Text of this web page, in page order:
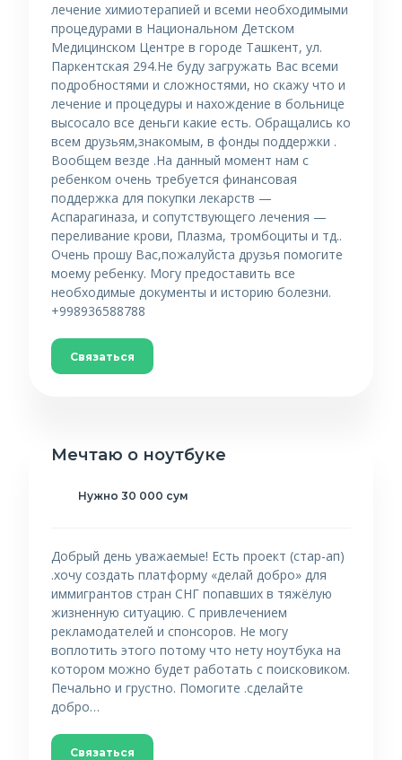
лечение химиотерапией и всеми необходимыми
процедурами в Национальном Детском
Медицинском Центре в городе Ташкент, ул.
Паркентская 294.Не буду загружать Вас всеми
подробностями и сложностями, но скажу что и
лечение и процедуры и нахождение в больнице
высосало все деньги какие есть. Обращались ко
всем друзьям,знакомым, в фонды поддержки .
Вообщем везде .На данный момент нам с
ребенком очень требуется финансовая
поддержка для покупки лекарств —
Аспарагиназа, и сопутствующего лечения —
переливание крови, Плазма, тромбоциты и тд..
Очень прошу Вас,пожалуйста друзья помогите
моему ребенку. Могу предоставить все
необходимые документы и историю болезни.
+998936588788
Связаться
Мечтаю о ноутбуке
Нужно 30 000 сум
Добрый день уважаемые! Есть проект (стар-ап)
.хочу создать платформу «делай добро» для
иммигрантов стран СНГ попавших в тяжёлую
жизненную ситуацию. С привлечением
рекламодателей и спонсоров. Не могу
воплотить этого потому что нету ноутбука на
котором можно будет работать с поисковиком.
Печально и грустно. Помогите .сделайте
добро…
Связаться